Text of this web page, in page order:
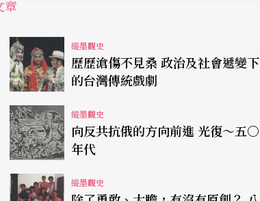
一九四三年的錄音，都可以顯示其中所錄的音
謹的學術分析可以確認外，部落許多長老甚至
且其中許多筆者也可以隨口唱出而確知其使用
」系列活動當中，有一場座談是介紹一支二〇
的，其中主要內容是有關原住民歌舞祭儀及生
章
縱墨觀史
歷歷滄傷不見桑 政治及社會遞變下
的台灣傳統戲劇
縱墨觀史
向反共抗俄的方向前進 光復〜五〇
年代
縱墨觀史